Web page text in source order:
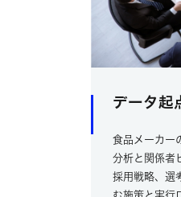
データ起
食品メーカー
分析と関係者
採用戦略、選